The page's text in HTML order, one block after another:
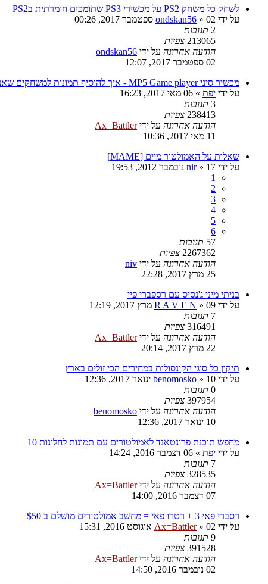
לשחק כל משחק PS2 על מכשירי PS3 שתומכים חומרתית בPS2
על ידי
ondskan56 » 02 ספטמבר 2017, 00:26
2 תגובות
213065 צפיות
הודעה אחרונה על ידי ondskan56
02 ספטמבר 2017, 12:07
מכשיר סיני MP5 Game player - איך להוסיף תמונות למשחקים שאני הוספתי?
על ידי יפת » 06 מאי 2017, 16:23
3 תגובות
238413 צפיות
הודעה אחרונה על ידיAx=Battler
11 מאי 2017, 10:36
שאלות על האמולטור מיים [MAME]
על ידי
nir» 17 נובמבר 2012, 19:53
1
2
3
4
5
6
57 תגובות
2267362 צפיות
הודעה אחרונה על ידי niv
25 מרץ 2017, 22:28
בניתי מיני ג'נסיס עם רספברי פיי
על ידי
R A V E N » 09 מרץ 2017, 12:19
7 תגובות
316491 צפיות
הודעה אחרונה על ידיAx=Battler
22 מרץ 2017, 20:14
תיקון כל סוגי הקונסולות במחירים הכי זולים בארץ
על ידי
benomosko » 10 ינואר 2017, 12:36
0 תגובות
397954 צפיות
הודעה אחרונה על ידי benomosko
10 ינואר 2017, 12:36
מחפש תוכנת פרונטאנד לאמולטורים עם תמונות לחלונות 10
על ידי יפת » 06 דצמבר 2016, 14:24
7 תגובות
328535 צפיות
הודעה אחרונה על ידיAx=Battler
07 דצמבר 2016, 14:00
רסברי פאי 3 + רטרו פאי = מחשב אמולטורים מושלם ב $50
על ידי
Ax=Battler» 02 אוגוסט 2016, 15:31
9 תגובות
391528 צפיות
הודעה אחרונה על ידיAx=Battler
02 נובמבר 2016, 14:50